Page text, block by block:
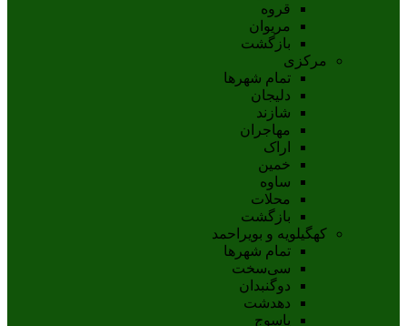
قروه
مريوان
بازگشت
مرکزی
تمام شهر‌ها
دلیجان
شازند
مهاجران
اراک
خمين
ساوه
محلات
بازگشت
کهگیلویه و بویراحمد
تمام شهر‌ها
سی‌سخت
دوگنبدان
دهدشت
ياسوج